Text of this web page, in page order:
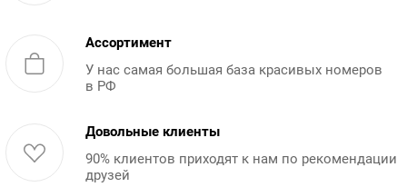
Ассортимент
У нас самая большая база красивых номеров
в РФ
Довольные клиенты
90% клиентов приходят к нам по рекомендации
друзей